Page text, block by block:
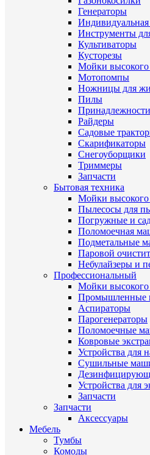
Генераторы
Индивидуальная
Инструменты
Культиваторы
Кусторезы
Мойки высокого
Мотопомпы
Ножницы для
Пилы
Райдеры
Садовые
Скарификаторы
Снегоуборщики
Триммеры
Запчасти
Бытовая техника
Мойки высокого
Пылесосы для
Погружные и
Поломоечная
Подметальные
Паровой
Небулайзеры и
Профессиональный
Мойки высокого
Промышленные
Аспираторы
Парогенераторы
Поломоечные
Ковровые
Устройства для
Сушильные
Устройства для
Запчасти
Запчасти
Аксессуары
Мебель
Тумбы
Комоды